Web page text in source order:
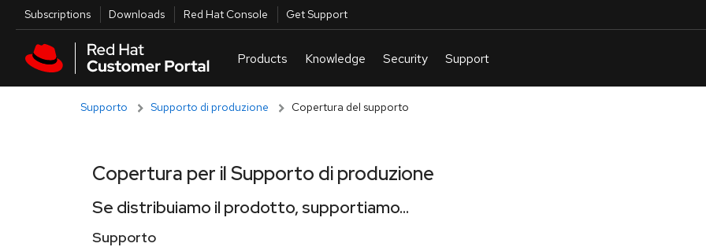
Skip to navigation
Skip to main content
Utilities
Subscriptions Downloads Red Hat Console Get Support
Supporto Supporto di produzione Copertura del supporto
Copertura per il Supporto di produzione
Se distribuiamo il prodotto, supportiamo...
Supporto